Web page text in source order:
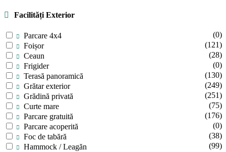
Facilități Exterior
Parcare 4x4
(0)
Foișor
(121)
Ceaun
(28)
Frigider
(0)
Terasă panoramică
(130)
Grătar exterior
(249)
Grădină privată
(251)
Curte mare
(75)
Parcare gratuită
(176)
Parcare acoperită
(0)
Foc de tabără
(38)
Hammock / Leagăn
(99)